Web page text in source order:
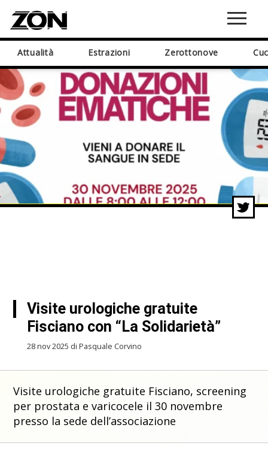
Attualità Estrazioni Zerottonove
Visite urologiche gratuite
Fisciano con “La Solidarietà”
28 nov 2025 di Pasquale Corvino
Visite urologiche gratuite Fisciano, screening
per prostata e varicocele il 30 novembre
presso la sede dell’associazione